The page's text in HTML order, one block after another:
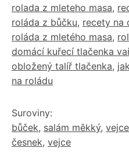
rolada z mleteho masa,
roláda z bůčku, recety na
roláda z mletého masa,
domácí kuřecí tlačenka
obložený talíř tlačenka,
na roládu
Suroviny:
bůček, salám měkký, vejce
česnek, vejce